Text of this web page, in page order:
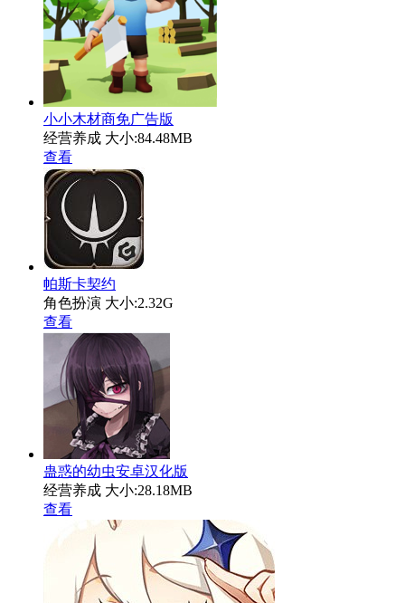
小小木材商免广告版
经营养成 大小:84.48MB
查看
帕斯卡契约
角色扮演 大小:2.32G
查看
蛊惑的幼虫安卓汉化版
经营养成 大小:28.18MB
查看